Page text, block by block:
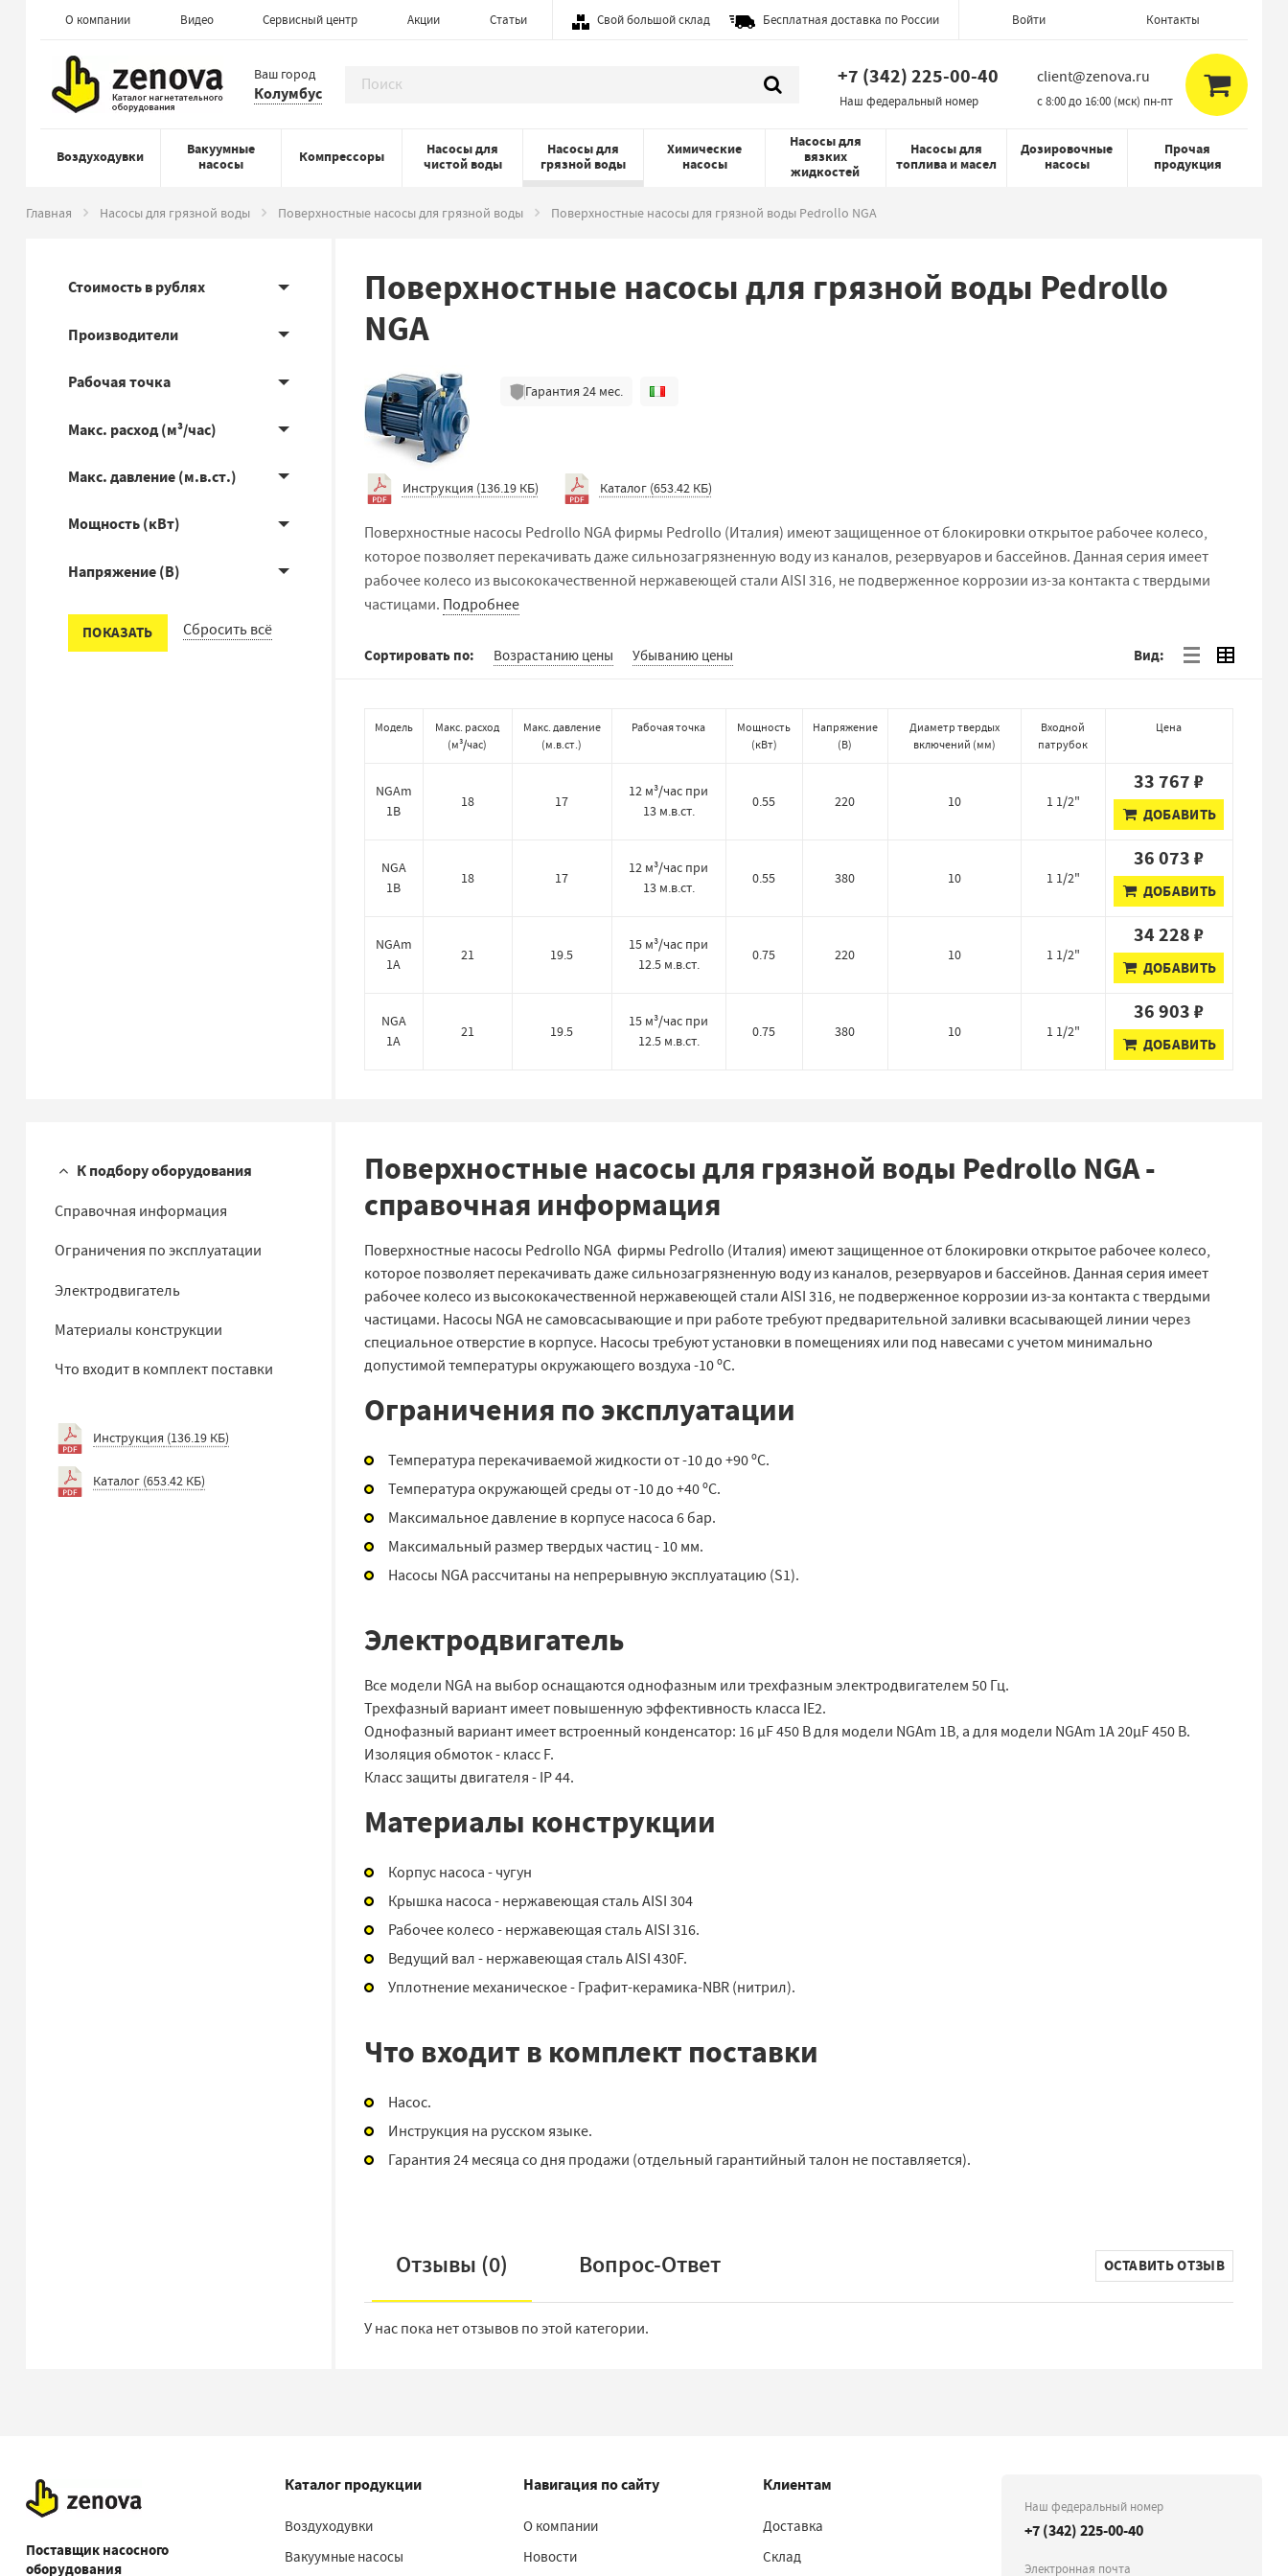
О компании Видео Сервисный центр Акции Статьи Свой большой склад Бесплатная доставка по России Войти Контакты
Ваш город
Колумбус
+7 (342) 225-00-40
Наш федеральный номер
client@zenova.ru
c 8:00 до 16:00 (мск) пн-пт
Воздуходувки
Вакуумные
насосы
Компрессоры
Насосы для
чистой воды
Насосы для
грязной воды
Химические
насосы
Насосы для
вязких
жидкостей
Насосы для
топлива и масел
Дозировочные
насосы
Прочая
продукция
Главная Насосы для грязной воды Поверхностные насосы для грязной воды Поверхностные насосы для грязной воды Pedrollo NGA
Стоимость в рублях
Производители
Рабочая точка
Макс. расход (м³/час)
Макс. давление (м.в.ст.)
Мощность (кВт)
Напряжение (В)
ПОКАЗАТЬ Сбросить всё
Поверхностные насосы для грязной воды Pedrollo
NGA
Гарантия24 мес.
Инструкция (136.19 КБ) Каталог(653.42 КБ)
Поверхностные насосы Pedrollo NGA фирмы Pedrollo (Италия) имеют защищенное от блокировки открытое рабочее колесо,
которое позволяет перекачивать даже сильнозагрязненную воду из каналов, резервуаров и бассейнов. Данная серия имеет
рабочее колесо из высококачественной нержавеющей стали AISI 316, не подверженное коррозии из-за контакта с твердыми
частицами. Подробнее
Сортировать по: Возрастанию цены Убыванию цены Вид:
Модель
Макс. расход
(м³/час)
Макс. давление
(м.в.ст.)
Рабочая точка
Мощность
(кВт)
Напряжение
(В)
Диаметр твердых
включений (мм)
Входной
патрубок
Цена
NGAm
1B
18 17
12 м³/час при
13 м.в.ст.
0.55 220 10 1 1/2"
33 767 ₽
ДОБАВИТЬ
NGA
1B
18 17
12 м³/час при
13 м.в.ст.
0.55 380 10 1 1/2"
36 073 ₽
ДОБАВИТЬ
NGAm
1A
21 19.5
15 м³/час при
12.5 м.в.ст.
0.75 220 10 1 1/2"
34 228 ₽
ДОБАВИТЬ
NGA
1A
21 19.5
15 м³/час при
12.5 м.в.ст.
0.75 380 10 1 1/2"
36 903 ₽
ДОБАВИТЬ
К подбору оборудования
Справочная информация
Ограничения по эксплуатации
Электродвигатель
Материалы конструкции
Что входит в комплект поставки
Инструкция (136.19 КБ)
Каталог (653.42 КБ)
Поверхностные насосы для грязной воды Pedrollo NGA -
справочная информация
Поверхностные насосы Pedrollo NGA фирмы Pedrollo (Италия) имеют защищенное от блокировки открытое рабочее колесо,
которое позволяет перекачивать даже сильнозагрязненную воду из каналов, резервуаров и бассейнов. Данная серия имеет
рабочее колесо из высококачественной нержавеющей стали AISI 316, не подверженное коррозии из-за контакта с твердыми
частицами. Насосы NGA не самовсасывающие и при работе требуют предварительной заливки всасывающей линии через
специальное отверстие в корпусе. Насосы требуют установки в помещениях или под навесами с учетом минимально
допустимой температуры окружающего воздуха -10 ºС.
Ограничения по эксплуатации
Температура перекачиваемой жидкости от -10 до +90 ºС.
Температура окружающей среды от -10 до +40 ºС.
Максимальное давление в корпусе насоса 6 бар.
Максимальный размер твердых частиц - 10 мм.
Насосы NGA рассчитаны на непрерывную эксплуатацию (S1).
Электродвигатель
Все модели NGA на выбор оснащаются однофазным или трехфазным электродвигателем 50 Гц.
Трехфазный вариант имеет повышенную эффективность класса IE2.
Однофазный вариант имеет встроенный конденсатор: 16 µF 450 В для модели NGAm 1B, а для модели NGAm 1A 20µF 450 В.
Изоляция обмоток - класс F.
Класс защиты двигателя - IP 44.
Материалы конструкции
Корпус насоса - чугун
Крышка насоса - нержавеющая сталь AISI 304
Рабочее колесо - нержавеющая сталь AISI 316.
Ведущий вал - нержавеющая сталь AISI 430F.
Уплотнение механическое - Графит-керамика-NBR (нитрил).
Что входит в комплект поставки
Насос.
Инструкция на русском языке.
Гарантия 24 месяца со дня продажи (отдельный гарантийный талон не поставляется).
Отзывы (0) Вопрос-Ответ ОСТАВИТЬ ОТЗЫВ
У нас пока нет отзывов по этой категории.
Поставщик насосного
оборудования
Каталог продукции
Воздуходувки
Вакуумные насосы
Навигация по сайту
О компании
Новости
Клиентам
Доставка
Склад
Наш федеральный номер
+7 (342) 225-00-40
Электронная почта